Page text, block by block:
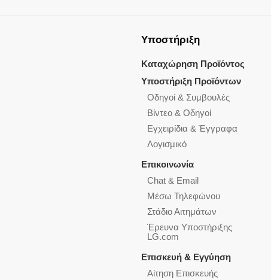
Υποστήριξη
Καταχώρηση Προϊόντος
Υποστήριξη Προϊόντων
Οδηγοί & Συμβουλές
Βίντεο & Οδηγοί
Εγχειρίδια & Έγγραφα
Λογισμικό
Επικοινωνία
Chat & Email
Μέσω Τηλεφώνου
Στάδιο Αιτημάτων
Έρευνα Υποστήριξης
LG.com
Επισκευή & Εγγύηση
Αίτηση Επισκευής